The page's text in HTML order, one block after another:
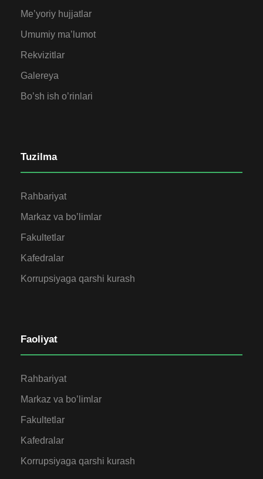
Me’yoriy hujjatlar
Umumiy ma’lumot
Rekvizitlar
Galereya
Bo’sh ish o’rinlari
Tuzilma
Rahbariyat
Markaz va bo’limlar
Fakultetlar
Kafedralar
Korrupsiyaga qarshi kurash
Faoliyat
Rahbariyat
Markaz va bo’limlar
Fakultetlar
Kafedralar
Korrupsiyaga qarshi kurash